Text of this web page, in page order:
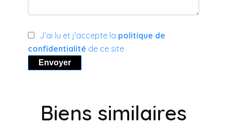
J’ai lu et j'accepte la politique de
confidentialité de ce site
Envoyer
Biens similaires